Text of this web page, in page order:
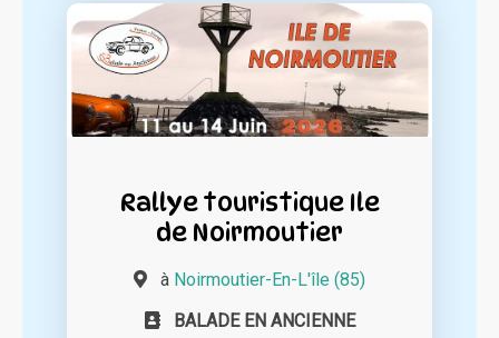
Rallye touristique Ile
de Noirmoutier
à Noirmoutier-En-L'île (85)
BALADE EN ANCIENNE